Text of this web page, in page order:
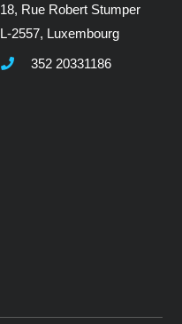
18, Rue Robert Stumper
L-2557, Luxembourg
352 20331186